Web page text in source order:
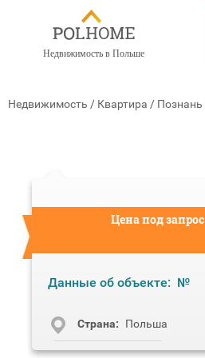
Недвижимость в Польше
Недвижимость / Квартира / Познань
Цена под запрос
Данные об объекте: №
Cтрана: Польша